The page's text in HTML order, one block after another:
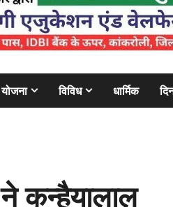
विविध धार्मिक
कन्हैयालाल